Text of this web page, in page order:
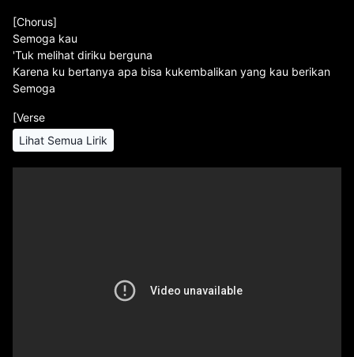
[Chorus]
Semoga kau
'Tuk melihat diriku berguna
Karena ku bertanya apa bisa kukembalikan yang kau berikan
Semoga
[Verse
Lihat Semua Lirik